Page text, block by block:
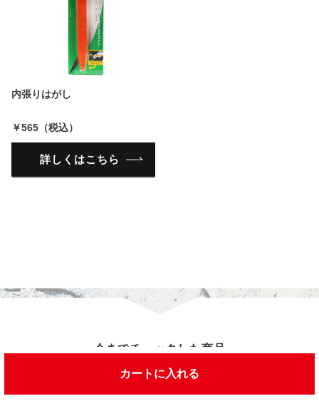
カートに入れる
内張りはがし
￥565（税込）
詳しくはこちら
今までチェックした商品